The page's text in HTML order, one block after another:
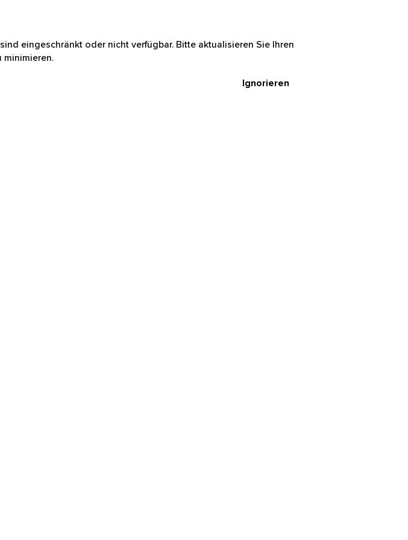
eingeschränkt oder nicht verfügbar. Bitte aktualisieren Sie Ihren
minimieren.
Ignorieren